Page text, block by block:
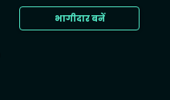
भागीदार बनें